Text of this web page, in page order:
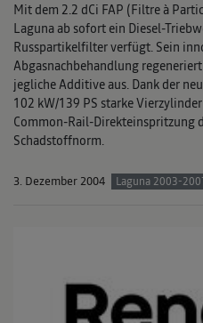
Mit dem 2.2 dCi FAP (Filtre à
Laguna ab sofort ein Diesel-
Russpartikelfilter verfügt. Sein
Abgasnachbehandlung
jegliche Additive aus. Dank der
102 kW/139 PS starke
Common-Rail-Direkteinspritzung
Schadstoffnorm.
3. Dezember 2004 Laguna 2003-